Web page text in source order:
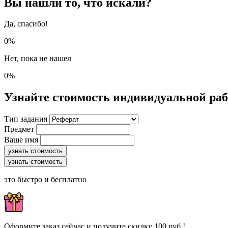
Да, спасибо!
0%
Нет, пока не нашел
0%
Узнайте стоимость индивидуальной
Тип задания
Предмет
Ваше имя
узнать стоимость
узнать стоимость
это быстро и бесплатно